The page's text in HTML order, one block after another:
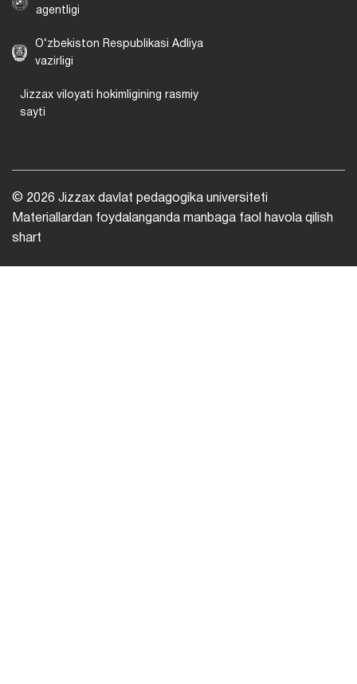
agentligi
O‘zbekiston Respublikasi Adliya
vazirligi
Jizzax viloyati hokimligining rasmiy
sayti
© 2026 Jizzax davlat pedagogika universiteti
Materiallardan foydalanganda manbaga faol havola qilish
shart